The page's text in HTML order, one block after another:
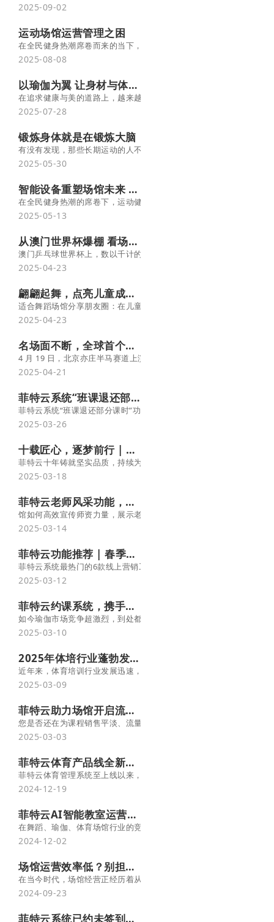
2025-09-02
运动场馆运营管理之困
在全民健身热潮席卷而来的当下，瑜伽馆、舞蹈工作室、健身房、游
2025-08-08
以瑜伽为翼 让身材与体重迈向理想状态
在追求健康与美的道路上，越来越多的人将目光投向了瑜伽这一古老
2025-07-28
锻炼身体就是在锻炼大脑
有没有发现，那些长期运动的人不仅身材好，脑子好像也更 “好使”
2025-05-30
智能设备重塑场馆未来 场馆转型升级利器
在全民健身热潮的席卷下，运动健身领域正经历着一场深刻变革，
2025-05-13
从澳门世界杯爆棚 看场馆经济的体育消费潜能
澳门乒乓球世界杯上，数以千计的内地球迷为观赛一掷千金，有人一
2025-04-23
翩翩起舞，点亮儿童成长之路
适合舞蹈场馆分享朋友圈：在儿童的成长过程中，学习舞蹈不仅是一
2025-04-23
名场面不断，全球首个人形机器人半程马拉松比科幻片好玩
4 月 19 日，北京亦庄半马赛道上演现实版《变形金刚》——20 个钢
2025-04-21
菲特云系统“班课退还部分课时”功能
菲特云系统“班课退还部分课时”功能，优化会员体验，灵活管理更无忧
2025-03-26
十载匠心，逐梦前行 | 热烈庆祝菲特云品牌成立十周年！
菲特云十年铸就坚实品质，持续为不断优化整体解决方案，行业布局
2025-03-18
菲特云老师风采功能，帮场馆把师资力量秀出来！
馆如何高效宣传师资力量，展示老师风采呢，菲特云系统的老师风采
2025-03-14
菲特云功能推荐 | 春季招生必备6大爆款营销工具，生源翻倍涨
菲特云系统最热门的6款线上营销工具，巧妙的带您快速高效、低成本
2025-03-12
菲特云约课系统，携手瑜伽馆主开启数字化经营新篇章
如今瑜伽市场竞争超激烈，到处都新开着瑜伽馆 想让您的场馆多盈利
2025-03-10
2025年体培行业蓬勃发展，菲特云助力机构实现盈利增长
近年来，体育培训行业发展迅速，在全民健身理念的推动下，以及国
2025-03-09
菲特云助力场馆开启流量密码！拼团秒杀，引爆约课热潮
您是否还在为课程销售平淡、流量难以突破而发愁？ 在当下竞争激
2025-03-03
菲特云体育产品线全新改版，更轻量、更灵活、更好用！
菲特云体育管理系统至上线以来，受到了无数场馆的青睐和支持。随
2024-12-19
菲特云AI智能教室运营系统智慧升级
在舞蹈、瑜伽、体育场馆行业的竞争中，高效利用场地和降低成本成
2024-12-02
场馆运营效率低？别担心，可能是方法不对！
在当今时代，场馆经营正经历着从传统模式向智能化服务的转变，其
2024-09-23
菲特云系统已约未签到报表，监管会员消课，保障门店利益！